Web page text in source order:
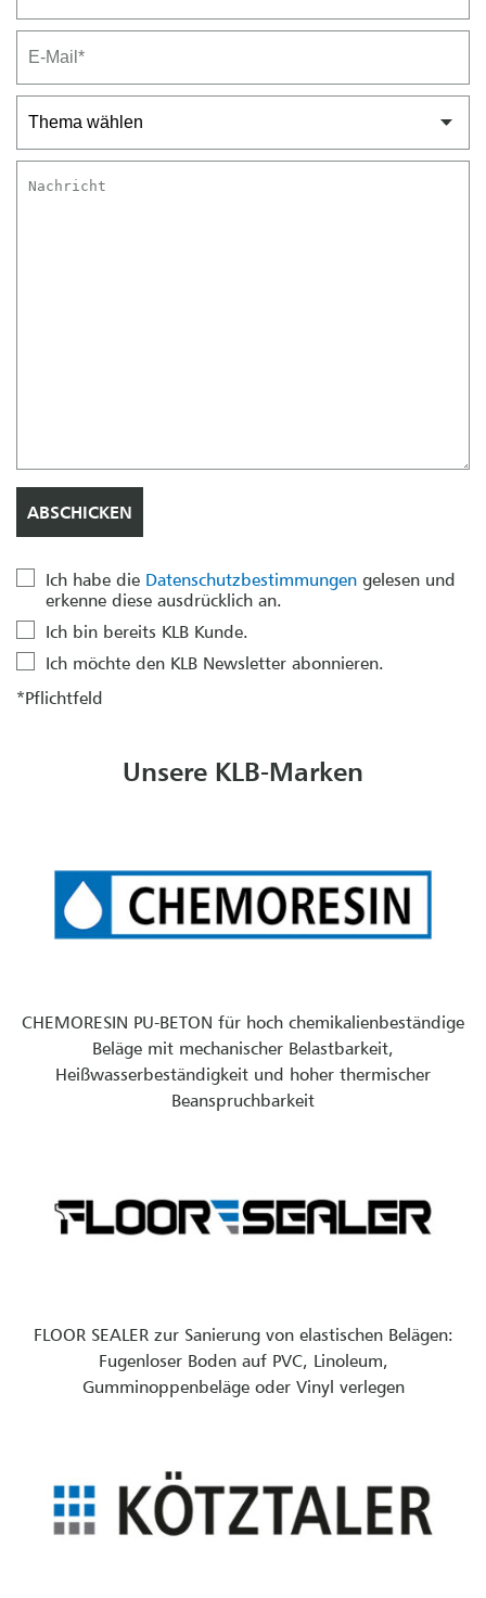
Ich habe die Datenschutzbestimmungen gelesen und
erkenne diese ausdrücklich an.
Ich bin bereits KLB Kunde.
Ich möchte den KLB Newsletter abonnieren.
*Pflichtfeld
Unsere KLB-Marken
CHEMORESIN PU-BETON für hoch chemikalienbeständige
Beläge mit mechanischer Belastbarkeit,
Heißwasserbeständigkeit und hoher thermischer
Beanspruchbarkeit
FLOOR SEALER zur Sanierung von elastischen Belägen:
Fugenloser Boden auf PVC, Linoleum,
Gumminoppenbeläge oder Vinyl verlegen